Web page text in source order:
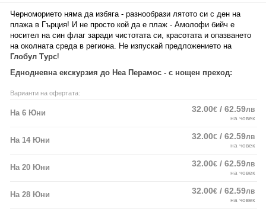
Черноморието няма да избяга - разнообрази лятото си с ден на
плажа в Гърция! И не просто кой да е плаж - Амолофи бийч е
носител на син флаг заради чистотата си, красотата и опазването
на околната среда в региона. Не изпускай предложението на
Глобул Турс!
Еднодневна екскурзия до Неа Перамос - с нощен преход:
Варианти на офертата:
На 6 Юни 32.00€ / 62.59лв
на човек
На 14 Юни 32.00€ / 62.59лв
на човек
На 20 Юни 32.00€ / 62.59лв
на човек
На 28 Юни 32.00€ / 62.59лв
на човек